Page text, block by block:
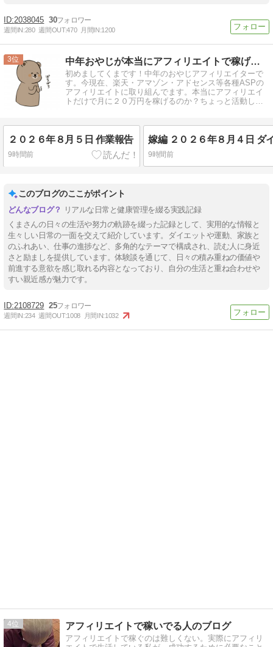
2038045 30
週間IN:280 週間OUT:470 月間IN:1200
3 中年おやじが本当にアフィリエイトで稼げる？実験証明ブログ
初めましてくまです！中年のおやじアフィリエイターで
す。今現在、楽天・アマゾン・アドセンス等各種ASPの
アフィリエイトに取り組んでます。本当にアフィリエイ
トだけで月に２０万円を稼げるのか？ちょっと活動して
２０２６年８月５日 作業報告
9時間前 9時間前
このブログのここがポイント
リアルな日常と健康管理を綴る実践記録
くまさんの日々の生活や努力の軌跡を綴った記録として、実用的な情報と
生々しい日常の一面を交えて紹介しています。ダイエットや運動、家族と
のふれあい、仕事の進捗など、多角的なテーマで構成され、読む人に身近
さと励ましを提供しています。体験談を通じて、日々の積み重ねの価値や
前進する意欲を感じ取れる内容となっており、自分の生活と重ね合わせや
すい親近感が魅力です。
2108729 25
週間IN:234 週間OUT:1008 月間IN:1032
4 アフィリエイトで稼いでる人のブログ
アフィリエイトで稼ぐのは難しくない。実際にアフィリ